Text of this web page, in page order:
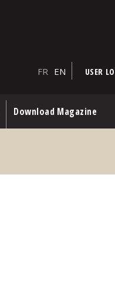
FR EN USER
Download Magazine